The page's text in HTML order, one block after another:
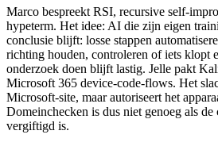
Marco bespreekt RSI, recursive self-
hypeterm. Het idee: AI die zijn eigen
conclusie blijft: losse stappen
richting houden, controleren of iets klopt
onderzoek doen blijft lastig. Jelle pakt
Microsoft 365 device-code-flows. Het
Microsoft-site, maar autoriseert het
Domeinchecken is dus niet genoeg als
vergiftigd is.